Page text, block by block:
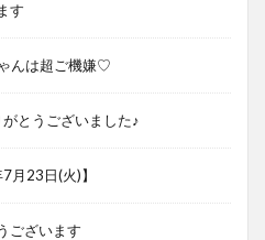
す
んは超ご機嫌♡
とうございました♪
月23日(火)】
ございます